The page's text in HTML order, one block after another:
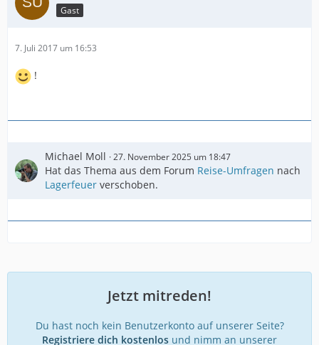
Gast
7. Juli 2017 um 16:53
!
Michael Moll 27. November 2025 um 18:47
Hat das Thema aus dem Forum Reise-Umfragen nach
Lagerfeuer verschoben.
Jetzt mitreden!
Du hast noch kein Benutzerkonto auf unserer Seite?
Registriere dich kostenlos und nimm an unserer